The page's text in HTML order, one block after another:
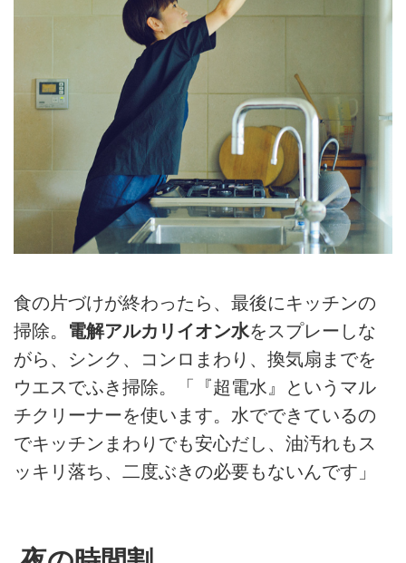
食の片づけが終わったら、最後にキッチンの
掃除。 電解アルカリイオン水をスプレーしな
がら、シンク、コンロまわり、換気扇までを
ウエスでふき掃除。「『超電水』というマル
チクリーナーを使います。水でできているの
でキッチンまわりでも安心だし、油汚れもス
ッキリ落ち、二度ぶきの必要もないんです」